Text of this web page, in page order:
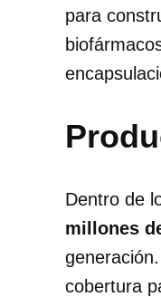
para
Dentro de
millones
cobertura